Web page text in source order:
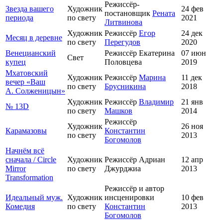
Звезда вашего
периода
Художник
по свету
Режиссёр-
постановщик Рената
Литвинова
24 фев
2021
Месяц в деревне
Художник
по свету
Режиссёр Егор
Перегудов
24 дек
2020
Венецианский
купец
Свет
Режиссёр Екатерина
Половцева
07 июн
2019
Мхатовский
вечер «Ваш
А. Солженицын»
Художник
по свету
Режиссёр Марина
Брусникина
11 дек
2018
№ 13D
Художник
по свету
Режиссёр Владимир
Машков
21 янв
2014
Карамазовы
Художник
по свету
Режиссёр
Константин
Богомолов
26 ноя
2013
Начнём всё
сначала / Circle
Mirror
Transformation
Художник
по свету
Режиссёр Адриан
Джурджиа
12 апр
2013
Идеальный муж.
Комедия
Художник
по свету
Режиссёр и автор
инсценировки
Константин
Богомолов
10 фев
2013